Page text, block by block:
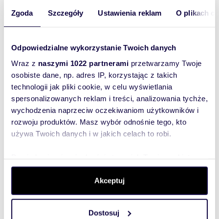
Zgoda Szczegóły Ustawienia reklam O plikach
Odpowiedzialne wykorzystanie Twoich danych
Wraz z naszymi 1022 partnerami przetwarzamy Twoje
osobiste dane, np. adres IP, korzystając z takich
technologii jak pliki cookie, w celu wyświetlania
spersonalizowanych reklam i treści, analizowania tychże,
wychodzenia naprzeciw oczekiwaniom użytkowników i
rozwoju produktów. Masz wybór odnośnie tego, kto
używa Twoich danych i w jakich celach to robi.
dane są przetwarzane oraz ustaw własne preferencje w
. W Deklaracji plików cookie możesz
zmienić lub wycofać swoją zgodę w dowolnej chwili.
Wykorzystujemy pliki cookie do spersonalizowania treści
Akceptuj
Dostosuj
Numer oferty: 769
Interesują mnie
podobne oferty
(rozwiń)
promocjach i
usługach.
Administratorem danych
jest Domiporta Sp. z o.o.
(rozwiń)